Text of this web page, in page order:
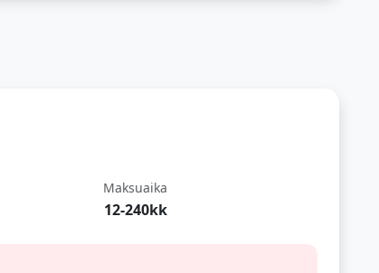
Maksuaika
12-240kk